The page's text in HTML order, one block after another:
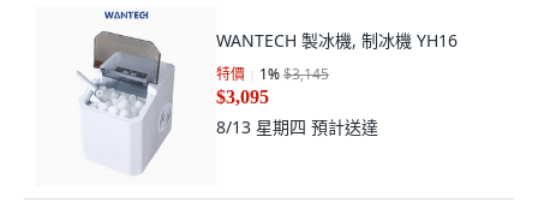
WANTECH 製冰機, 制冰機 YH16
特價 1%$3,145
$3,095
8/13 星期四 預計送達